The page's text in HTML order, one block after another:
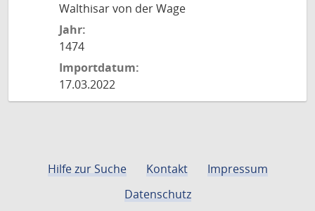
Walthisar von der Wage
Jahr:
1474
Importdatum:
17.03.2022
Hilfe zur Suche Kontakt
Impressum
Datenschutz